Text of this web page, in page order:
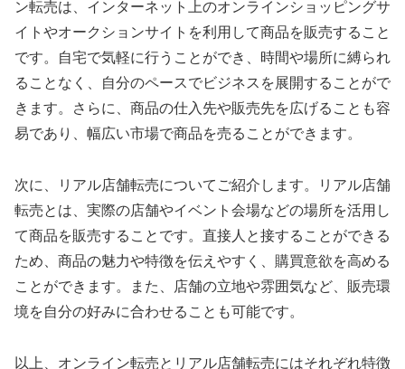
ン転売は、インターネット上のオンラインショッピングサ
イトやオークションサイトを利用して商品を販売すること
です。自宅で気軽に行うことができ、時間や場所に縛られ
ることなく、自分のペースでビジネスを展開することがで
きます。さらに、商品の仕入先や販売先を広げることも容
易であり、幅広い市場で商品を売ることができます。
次に、リアル店舗転売についてご紹介します。リアル店舗
転売とは、実際の店舗やイベント会場などの場所を活用し
て商品を販売することです。直接人と接することができる
ため、商品の魅力や特徴を伝えやすく、購買意欲を高める
ことができます。また、店舗の立地や雰囲気など、販売環
境を自分の好みに合わせることも可能です。
以上、オンライン転売とリアル店舗転売にはそれぞれ特徴